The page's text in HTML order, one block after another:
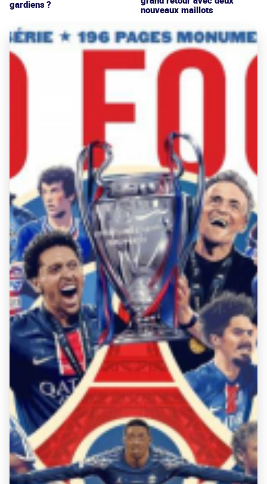
gardiens ?
nouveaux maillots